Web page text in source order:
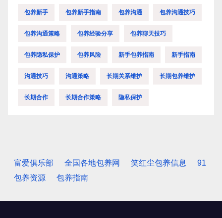
包养新手 包养新手指南 包养沟通 包养沟通技巧
包养沟通策略 包养经验分享 包养聊天技巧
包养隐私保护 包养风险 新手包养指南 新手指南
沟通技巧 沟通策略 长期关系维护 长期包养维护
长期合作 长期合作策略 隐私保护
富爱俱乐部 全国各地包养网 笑红尘包养信息
91
包养资源
包养指南